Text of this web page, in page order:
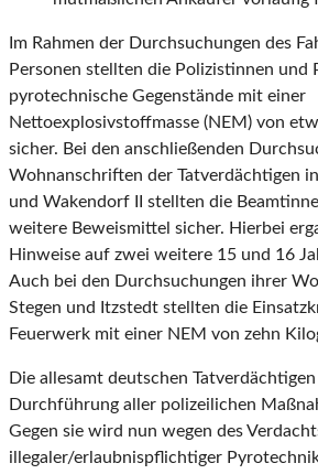
Im Rahmen der Durchsuchungen des
Personen stellten die Polizistinnen und
pyrotechnische Gegenstände mit einer
Nettoexplosivstoffmasse (NEM) von
sicher. Bei den anschließenden
Wohnanschriften der Tatverdächtigen
und Wakendorf II stellten die
weitere Beweismittel sicher. Hierbei
Hinweise auf zwei weitere 15 und 16
Auch bei den Durchsuchungen ihrer
Stegen und Itzstedt stellten die
Feuerwerk mit einer NEM von zehn
Die allesamt deutschen
Durchführung aller polizeilichen
Gegen sie wird nun wegen des
illegaler/erlaubnispflichtiger